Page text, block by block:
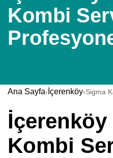
Kombi
Ana Sayfa› İçerenköy›Sigma
İçerenköy
Kombi